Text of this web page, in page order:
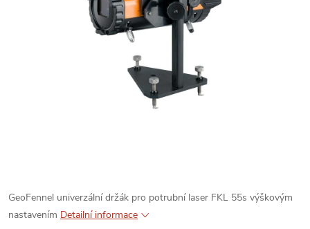
GeoFennel univerzální držák pro potrubní laser FKL 55s výškovým
nastavením Detailní informace